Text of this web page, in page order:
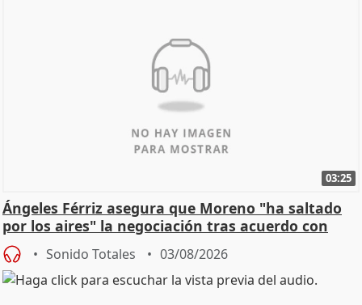
03:25
Ángeles Férriz asegura que Moreno "ha saltado
por los aires" la negociación tras acuerdo con
SMA
Sonido Totales 03/08/2026